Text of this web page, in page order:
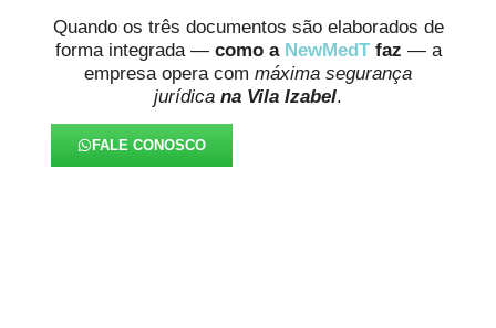
Quando os três documentos são elaborados de
forma integrada — como a NewMedT faz — a
empresa opera com máxima segurança
jurídica na Vila Izabel.
FALE CONOSCO